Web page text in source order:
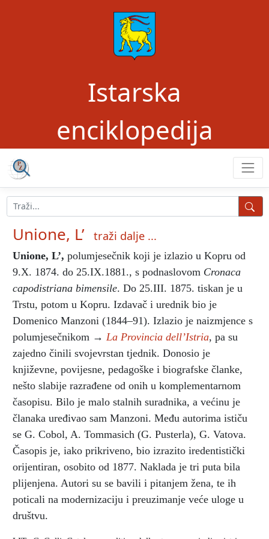
Istarska
enciklopedija
Unione, L’ traži dalje ...
Unione, L’, polumjesečnik koji je izlazio u Kopru od
9.X. 1874. do 25.IX.1881., s podnaslovom Cronaca
capodistriana bimensile. Do 25.III. 1875. tiskan je u
Trstu, potom u Kopru. Izdavač i urednik bio je
Domenico Manzoni (1844–91). Izlazio je naizmjence s
polumjesečnikom → La Provincia dell’Istria, pa su
zajedno činili svojevrstan tjednik. Donosio je
književne, povijesne, pedagoške i biografske članke,
nešto slabije razrađene od onih u komplementarnom
časopisu. Bilo je malo stalnih suradnika, a većinu je
članaka uređivao sam Manzoni. Među autorima ističu
se G. Cobol, A. Tommasich (G. Pusterla), G. Vatova.
Časopis je, iako prikriveno, bio izrazito iredentistički
orijentiran, osobito od 1877. Naklada je tri puta bila
plijenjena. Autori su se bavili i pitanjem žena, te ih
poticali na modernizaciju i preuzimanje veće uloge u
društvu.